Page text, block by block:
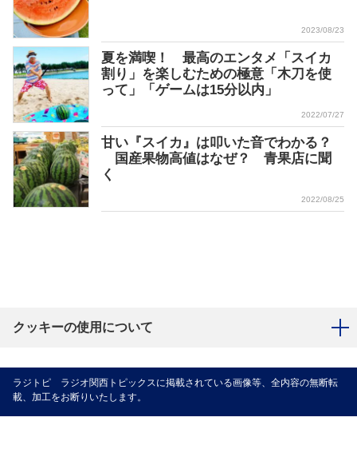
2023/08/23
夏を満喫！ 最高のエンタメ「スイカ
割り」を楽しむための極意「木刀を使
って」「ゲームは15分以内」
2022/07/27
甘い『スイカ』は叩いた音でわかる？
国産果物高値はなぜ？ 青果店に聞
く
2022/08/25
クッキーの使用について
ラジトピ ラジオ関西トピックスに掲載されている画像等、全内容の無断転
載、加工をお断りいたします。